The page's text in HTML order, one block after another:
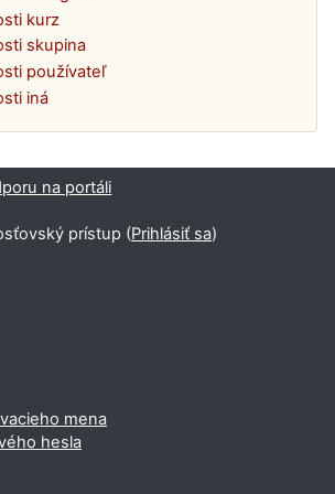
kurz
skupina
používateľ
iná
na portáli
prístup (Prihlásiť sa)
mena
hesla